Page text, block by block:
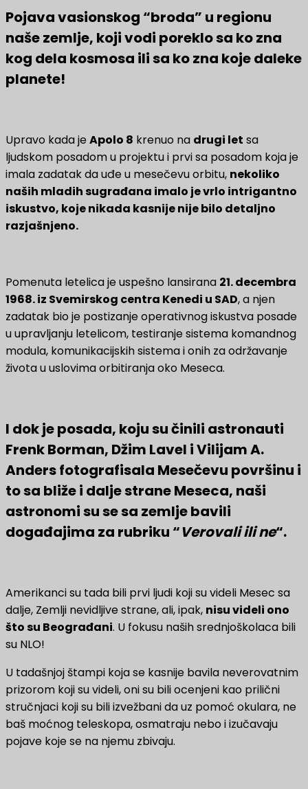
Pojava vasionskog “broda” u regionu
naše zemlje, koji vodi poreklo sa ko zna
kog dela kosmosa ili sa ko zna koje daleke
planete!
Upravo kada jeApolo 8 krenuo na drugi let sa
ljudskom posadom u projektu i prvi sa posadom koja je
imala zadatak da uđe u mesečevu orbitu, nekoliko
naših mladih sugrađana imalo je vrlo intrigantno
iskustvo, koje nikada kasnije nije bilo detaljno
razjašnjeno.
Pomenuta letelica je uspešno lansirana 21. decembra
1968. iz Svemirskog centra Kenedi u SAD, a njen
zadatak bio je postizanje operativnog iskustva posade
u upravljanju letelicom, testiranje sistema komandnog
modula, komunikacijskih sistema i onih za održavanje
života u uslovima orbitiranja oko Meseca.
I dok je posada, koju su činili astronauti
Frenk Borman, Džim Lavel i Vilijam A.
Anders fotografisala Mesečevu površinu i
to sa bliže i dalje strane Meseca, naši
astronomi su se sa zemlje bavili
događajima za rubriku “Verovali ili ne“.
Amerikanci su tada bili prvi ljudi koji su videli Mesec sa
dalje, Zemlji nevidljive strane, ali, ipak, nisu videli ono
što su Beograđani. U fokusu naših srednjoškolaca bili
su NLO!
U tadašnjoj štampi koja se kasnije bavila neverovatnim
prizorom koji su videli, oni su bili ocenjeni kao prilični
stručnjaci koji su bili izvežbani da uz pomoć okulara, ne
baš moćnog teleskopa, osmatraju nebo i izučavaju
pojave koje se na njemu zbivaju.